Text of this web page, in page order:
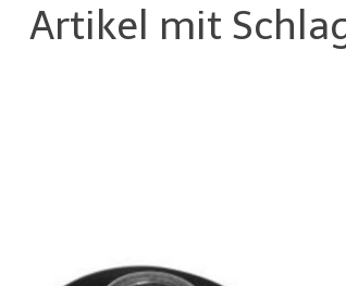
Artikel mit